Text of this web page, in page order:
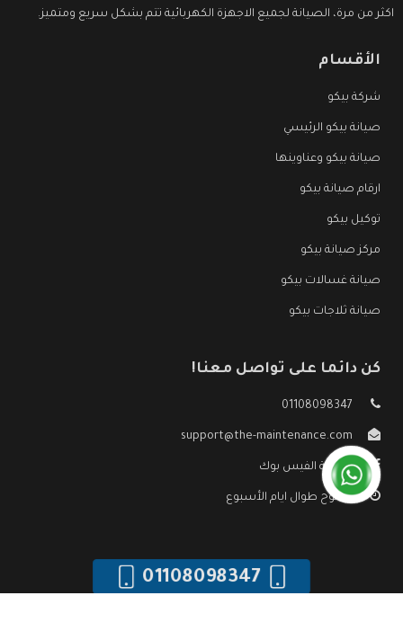
اكثر من مرة، الصيانة لجميع الاجهزة الكهربائية تتم بشكل سريع ومتميز.
الأقسام
شركة بيكو
صيانة بيكو الرئيسي
صيانة بيكو وعناوينها
ارقام صيانة بيكو
توكيل بيكو
مركز صيانة بيكو
صيانة غسالات بيكو
صيانة ثلاجات بيكو
كن دائما على تواصل معنا!
01108098347
support@the-maintenance.com
صفحة الفيس بوك
مفتوح طوال ايام الأسبوع
01108098347